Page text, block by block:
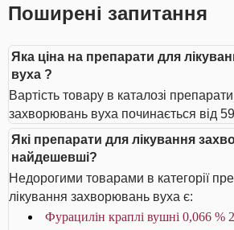
Поширені запитання
Яка ціна на препарати для
вуха ?
Вартість товару в каталозі
захворювань вуха починається від
Які препарати для лікування
найдешевші?
Недорогими товарами в категорії
лікування захворювань вуха є:
Фурацилін краплі вушні 0,066 %